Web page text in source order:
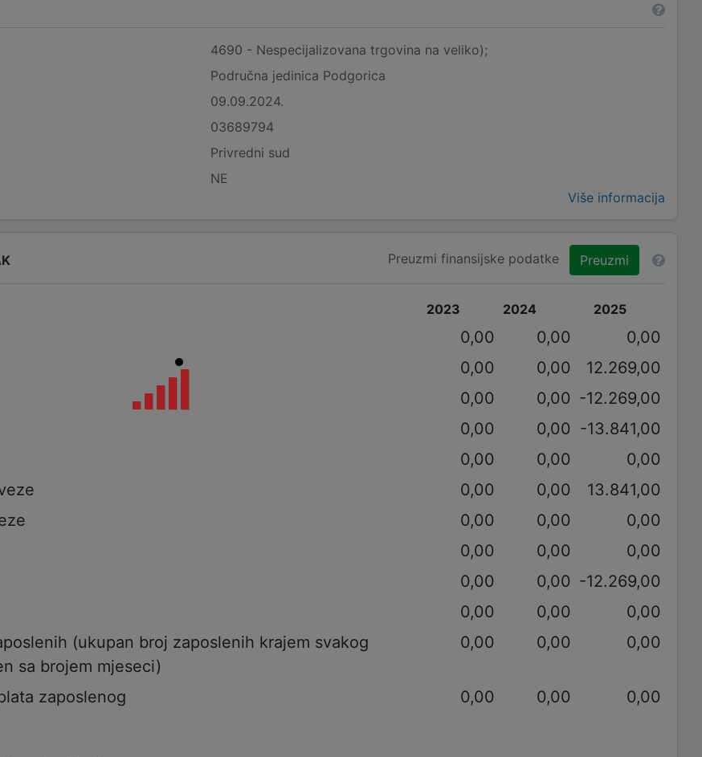
4690 - Nespecijalizovana trgovina na veliko);
Područna jedinica Podgorica
09.09.2024.
03689794
Privredni sud
NE
Više informacija
Preuzmi finansijske podatke Preuzmi
2023 2024 2025
0,00 0,00
0,00
0,00 0,00
12.269,00
0,00 0,00 -12.269,00
0,00 0,00 -13.841,00
0,00 0,00
0,00
0,00 0,00
13.841,00
0,00 0,00
0,00
0,00 0,00
0,00
0,00 0,00 -12.269,00
0,00 0,00
0,00
(ukupan broj zaposlenih krajem svakog
sa brojem mjeseci)
0,00 0,00 0,00
zaposlenog 0,00 0,00 0,00